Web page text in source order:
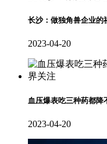
长沙：做独角兽企业的
2023-04-20
血压爆表吃三种药都降
2023-04-20